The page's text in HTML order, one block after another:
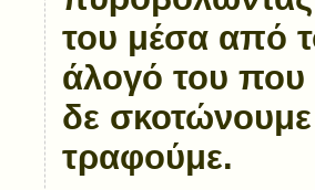
του μέσα από
άλογό του που
δε
τραφούμε.